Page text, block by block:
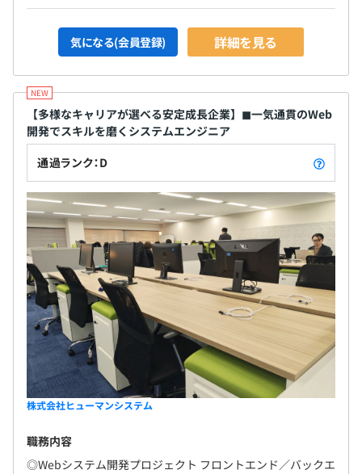
気になる(会員登録) 詳細を見る
【多様なキャリアが選べる安定成長企業】◼︎一気通貫のWeb
開発でスキルを磨くシステムエンジニア
通過ランク：D
株式会社ヒューマンシステム
職務内容
◎Webシステム開発プロジェクト フロントエンド／バックエ